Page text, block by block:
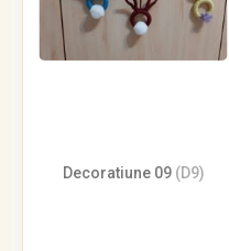
Decoratiune 09 (D9)